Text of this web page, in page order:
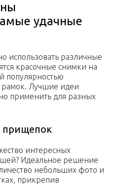
удачные
использовать различные
красочные снимки на
популярностью
рамок. Лучшие идеи
применить для разных
интересных
Идеальное решение
небольших фото и
прикрепив